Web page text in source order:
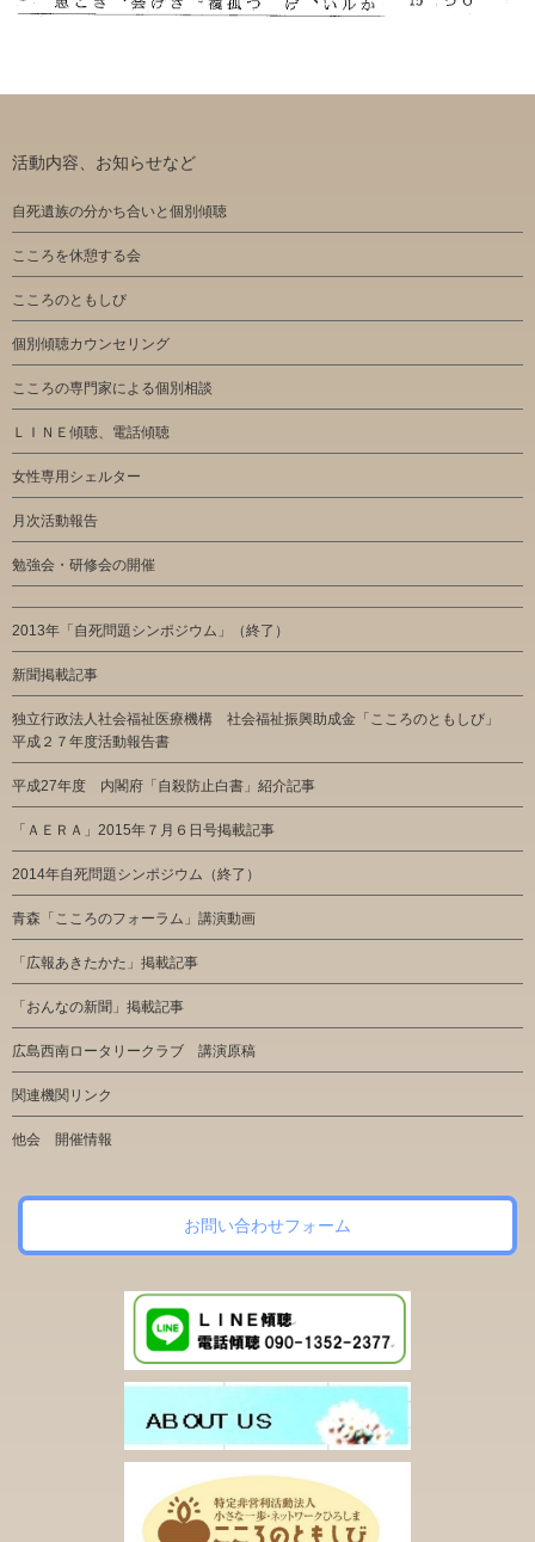
活動内容、お知らせなど
自死遺族の分かち合いと個別傾聴
こころを休憩する会
こころのともしび
個別傾聴カウンセリング
こころの専門家による個別相談
ＬＩＮＥ傾聴、電話傾聴
女性専用シェルター
月次活動報告
勉強会・研修会の開催
2013年「自死問題シンポジウム」（終了）
新聞掲載記事
独立行政法人社会福祉医療機構 社会福祉振興助成金「こころのともしび」
平成２７年度活動報告書
平成27年度 内閣府「自殺防止白書」紹介記事
「ＡＥＲＡ」2015年７月６日号掲載記事
2014年自死問題シンポジウム（終了）
青森「こころのフォーラム」講演動画
「広報あきたかた」掲載記事
「おんなの新聞」掲載記事
広島西南ロータリークラブ 講演原稿
関連機関リンク
他会 開催情報
お問い合わせフォーム